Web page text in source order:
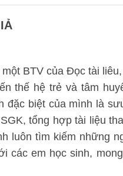
một BTV của Đọc tài
thế hệ trẻ và tâm
đặc biệt của mình là
tổng hợp tài liệu
luôn tìm kiếm những
các em học sinh,